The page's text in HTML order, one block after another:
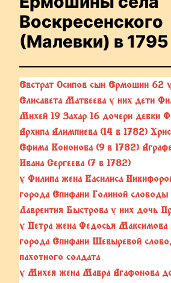
Воскресенского
(Малевки) в 1795
Евстрат Осипов сын Ермошин 62
Елисавета Матвеева у них дети
Михей 19 Захар 16 дочери девки
Архипа Алимпиева (14 в 1782)
Ефима Кононова (9 в 1782)
Ивана Сергеева (7 в 1782)
у Филипа жена Василиса
города Епифани Голиной
Лаврентия Быстрова у них дочь
у Петра жена Федосья Максимова
города Епифани Шевыревой
пахотного солдата
у Михея жена Мавра Агафонова